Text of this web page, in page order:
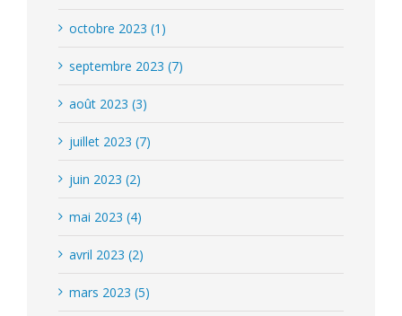
octobre 2023 (1)
septembre 2023 (7)
août 2023 (3)
juillet 2023 (7)
juin 2023 (2)
mai 2023 (4)
avril 2023 (2)
mars 2023 (5)